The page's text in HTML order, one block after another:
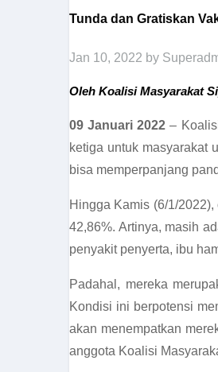
Tunda dan Gratiskan
Jan 10, 2022 by
Oleh Koalisi Masyarakat
09 Januari 2022 –
ketiga untuk masyarakat
bisa memperpanjang
Hingga Kamis (6/1/
42,86%. Artinya, masih
penyakit penyerta, ibu
Padahal, mereka
Kondisi ini berpotensi
akan menempatkan
anggota Koalisi